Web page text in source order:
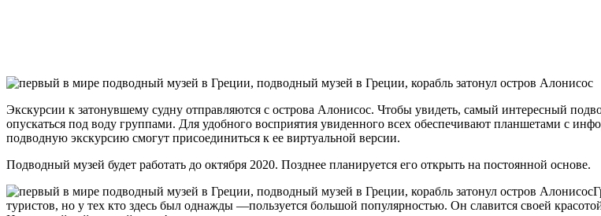
Экскурсии к затонувшему судну отправляются с острова Алонисос. Чтобы увидеть, самый интересный
опускаться под воду группами. Для удобного восприятия увиденного всех обеспечивают планшетами с
подводную экскурсию смогут присоединиться к ее виртуальной версии.
Подводный музей будет работать до октября 2020. Позднее планируется его открыть на постоянной основе.
туристов, но у тех кто здесь был однажды —пользуется большой популярностью. Он славится своей